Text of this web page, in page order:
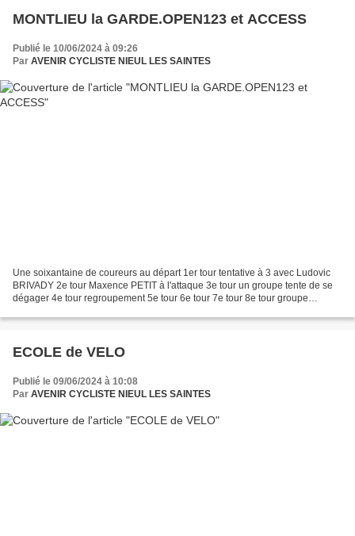
MONTLIEU la GARDE.OPEN123 et ACCESS
Publié le 10/06/2024 à 09:26
Par AVENIR CYCLISTE NIEUL LES SAINTES
Une soixantaine de coureurs au départ 1er tour tentative à 3 avec Ludovic
BRIVADY 2e tour Maxence PETIT à l'attaque 3e tour un groupe tente de se
dégager 4e tour regroupement 5e tour 6e tour 7e tour 8e tour groupe
ECOLE de VELO
Publié le 09/06/2024 à 10:08
Par AVENIR CYCLISTE NIEUL LES SAINTES